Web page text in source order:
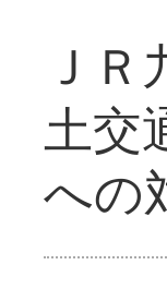
Ｊ
土交
への